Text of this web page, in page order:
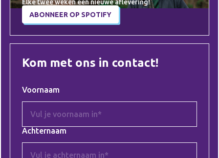
Elke twee weken een nieuwe aflevering!
ABONNEER OP SPOTIFY
Kom met ons in contact!
Voornaam
Achternaam